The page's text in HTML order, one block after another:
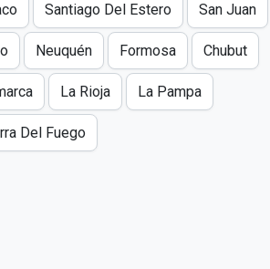
Santiago Del Estero San Juan
Neuquén Formosa Chubut
La Rioja La Pampa
Del Fuego